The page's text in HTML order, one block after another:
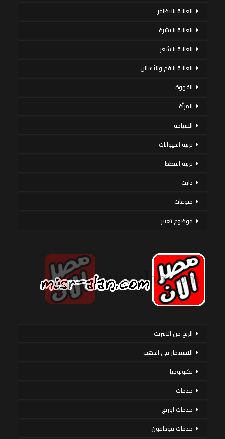
العناية بالاظافر
العناية بالبشرة
العناية بالشعر
العناية بالفم والأسنان
القهوة
المرأة
السياحة
تربية الحيوانات
تربية القطط
دايت
منوعات
موضوع تعبير
الربح من الانترنت
الاستثمار فى الذهب
تكنولوجيا
خدمات
خدمات اورنج
خدمات فودافون